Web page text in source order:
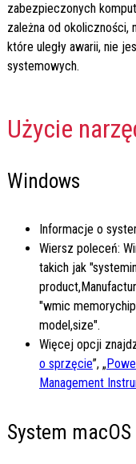
zabezpieczonych
zależna od okoliczności,
które uległy awarii, nie
systemowych.
Użycie
Windows
Informacje o
Wiersz poleceń:
takich jak
"wmic
model,size".
Więcej opcji
o sprzęcie”, „
Management
System macOS